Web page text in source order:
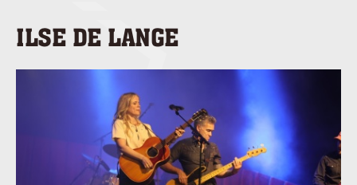
TICKETS
ILSE DE LANGE